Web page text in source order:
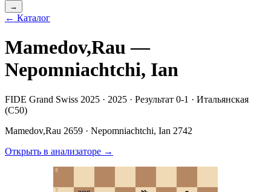
→
← Каталог
Mamedov,Rau —
Nepomniachtchi, Ian
FIDE Grand Swiss 2025 · 2025 · Результат 0-1 · Итальянская
(C50)
Mamedov,Rau 2659 · Nepomniachtchi, Ian 2742
Открыть в анализаторе →
7
8